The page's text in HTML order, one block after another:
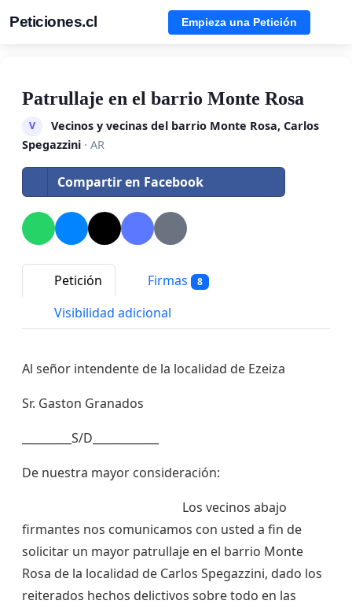
Peticiones.cl Empieza una Petición
Patrullaje en el barrio Monte Rosa
V
Vecinos y vecinas del barrio Monte Rosa, Carlos
Spegazzini · AR
Compartir en Facebook
Petición Firmas 8
Visibilidad adicional
Al señor intendente de la localidad de Ezeiza
Sr. Gaston Granados
_________S/D____________
De nuestra mayor consideración:
Los vecinos abajo
firmantes nos comunicamos con usted a fin de
solicitar un mayor patrullaje en el barrio Monte
Rosa de la localidad de Carlos Spegazzini, dado los
reiterados hechos delictivos sobre todo en las